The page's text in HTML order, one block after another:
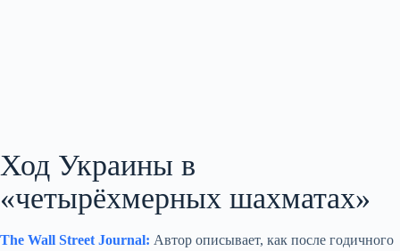
Ход Украины в
«четырёхмерных шахматах»
The Wall Street Journal: Автор описывает, как после годичного